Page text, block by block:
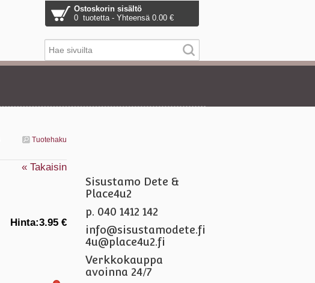
Ostoskorin sisältö
0 tuotetta - Yhteensä 0.00 €
Tuotehaku
« Takaisin
Hinta:3.95 €
Sisustamo Dete &
Place4u2
p. 040 1412 142
info@sisustamodete.fi
4u@place4u2.fi
Verkkokauppa
avoinna 24/7